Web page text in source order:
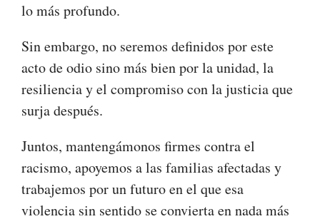
lo más profundo.
Sin embargo, no seremos definidos por este
acto de odio sino más bien por la unidad, la
resiliencia y el compromiso con la justicia que
surja después.
Juntos, mantengámonos firmes contra el
racismo, apoyemos a las familias afectadas y
trabajemos por un futuro en el que esa
violencia sin sentido se convierta en nada más